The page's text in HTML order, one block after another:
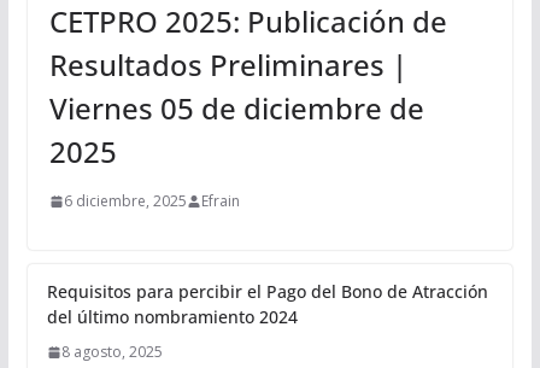
CETPRO 2025: Publicación de
Resultados Preliminares |
Viernes 05 de diciembre de
2025
6 diciembre, 2025 Efrain
Requisitos para percibir el Pago del Bono de Atracción
del último nombramiento 2024
8 agosto, 2025